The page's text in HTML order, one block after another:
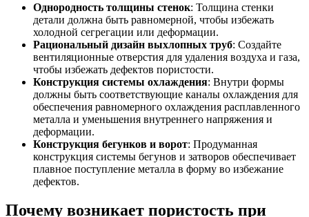
Однородность толщины стенок: Толщина стенки
детали должна быть равномерной, чтобы избежать
холодной сегрегации или деформации.
Рациональный дизайн выхлопных труб: Создайте
вентиляционные отверстия для удаления воздуха и газа,
чтобы избежать дефектов пористости.
Конструкция системы охлаждения: Внутри формы
должны быть соответствующие каналы охлаждения для
обеспечения равномерного охлаждения расплавленного
металла и уменьшения внутреннего напряжения и
деформации.
Конструкция бегунков и ворот: Продуманная
конструкция системы бегунов и затворов обеспечивает
плавное поступление металла в форму во избежание
дефектов.
Почему возникает пористость при